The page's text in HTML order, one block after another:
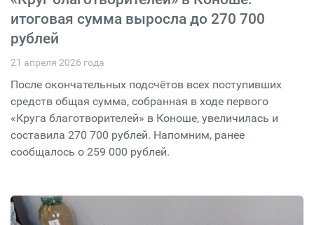
итоговая сумма выросла до 270 700
рублей
21 апреля 2026 года
После окончательных подсчётов всех поступивших
средств общая сумма, собранная в ходе первого
«Круга благотворителей» в Коноше, увеличилась и
составила 270 700 рублей. Напомним, ранее
сообщалось о 259 000 рублей.